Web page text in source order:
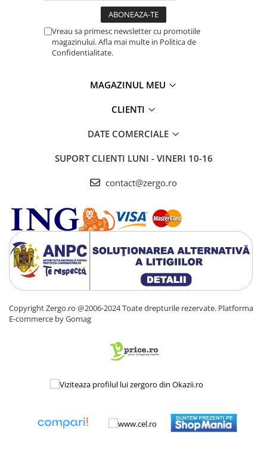
Vreau sa primesc newsletter cu promotiile
magazinului. Afla mai multe in Politica de
Confidentialitate.
MAGAZINUL MEU
CLIENTI
DATE COMERCIALE
SUPORT CLIENTI LUNI - VINERI 10-16
contact@zergo.ro
Copyright Zergo.ro @2006-2024 Toate drepturile rezervate. Platforma
E-commerce by Gomag